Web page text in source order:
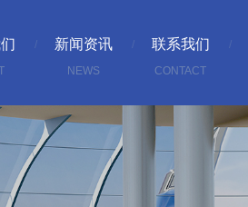
新闻资讯
NEWS
联系我们
CONTACT